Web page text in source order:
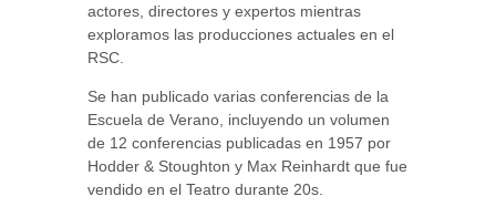
actores, directores y expertos mientras
exploramos las producciones actuales en el
RSC.
Se han publicado varias conferencias de la
Escuela de Verano, incluyendo un volumen
de 12 conferencias publicadas en 1957 por
Hodder & Stoughton y Max Reinhardt que fue
vendido en el Teatro durante 20s.